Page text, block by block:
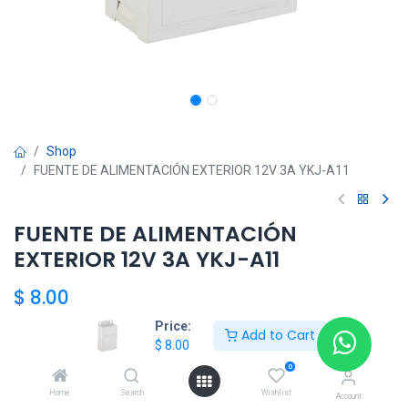
Price:
$ 8.00
Add to Cart
Home Search
0
Wishlist Account
Shop
FUENTE DE ALIMENTACIÓN EXTERIOR 12V 3A YKJ-A11
FUENTE DE ALIMENTACIÓN
EXTERIOR 12V 3A YKJ-A11
$ 8.00
Agregar a la lista de deseos